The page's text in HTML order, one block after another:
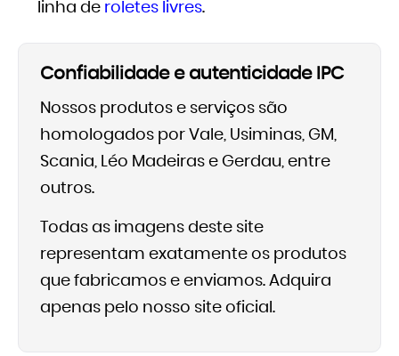
linha de roletes livres.
Confiabilidade e autenticidade IPC
Nossos produtos e serviços são
homologados por Vale, Usiminas, GM,
Scania, Léo Madeiras e Gerdau, entre
outros.
Todas as imagens deste site
representam exatamente os produtos
que fabricamos e enviamos. Adquira
apenas pelo nosso site oficial.